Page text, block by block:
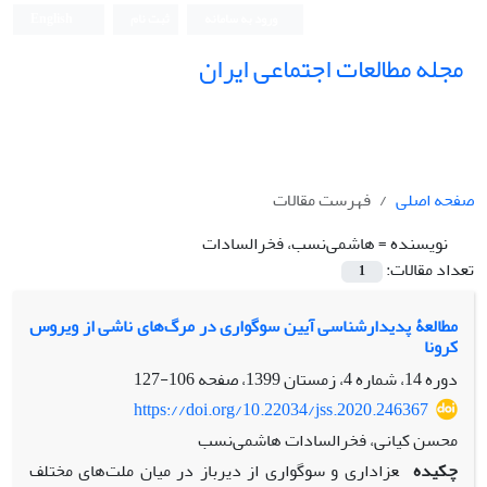
مجله مطالعات اجتماعی ایران
صفحه اصلی
فهرست مقالات
نویسنده =هاشمی‌نسب، فخرالسادات
تعداد مقالات:
1
مطالعۀ پدیدارشناسی آیین سوگواری در مرگ‌های ناشی از ویروس
کرونا
دوره 14، شماره 4، زمستان 1399، صفحه
106-127
https://doi.org/10.22034/jss.2020.246367
محسن کیانی، فخرالسادات هاشمی‌نسب
چکیده عزاداری و سوگواری از دیرباز در میان ملت‌های مختلف